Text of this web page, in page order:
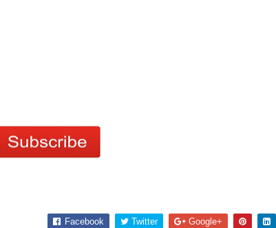
Facebook Twitter Google+